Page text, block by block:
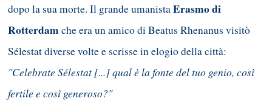
dopo la sua morte. Il grande umanistaErasmo di
Rotterdam che era un amico di Beatus Rhenanus visitò
Sélestat diverse volte e scrisse in elogio della città:
"Celebrate Sélestat [...] qual è la fonte del tuo genio, così
fertile e così generoso?"